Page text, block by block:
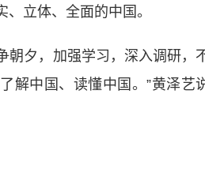
立体、全面的中国。
夕，加强学习，深入调研，
解中国、读懂中国。”黄泽艺